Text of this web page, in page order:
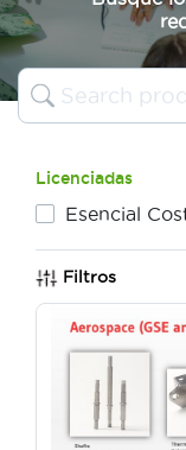
Licenciadas
Esencial
Filtros